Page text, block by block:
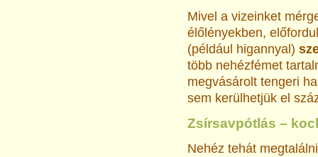
Mivel a vizeinket
élőlényekben,
(például higannyal)
több nehézfémet
megvásárolt tengeri
sem kerülhetjük el
Zsírsavpótlás –
Nehéz tehát